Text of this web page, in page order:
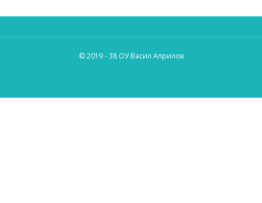
© 2019 - 38 ОУ Васил Априлов